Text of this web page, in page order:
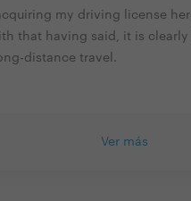
my driving license
that having said, it is
distance travel.
Ver más